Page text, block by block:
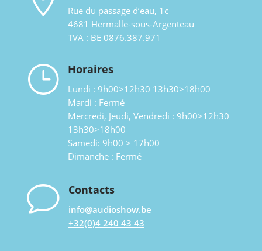
Rue du passage d’eau, 1c
4681 Hermalle-sous-Argenteau
TVA : BE 0876.387.971
} Horaires
Lundi : 9h00>12h30 13h30>18h00
Mardi : Fermé
Mercredi, Jeudi, Vendredi : 9h00>12h30
13h30>18h00
Samedi: 9h00 > 17h00
Dimanche : Fermé
v Contacts
info@audioshow.be
+32(0)4 240 43 43